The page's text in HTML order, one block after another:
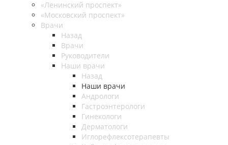
«Ленинский проспект»
«Московский проспект»
Врачи
Назад
Врачи
Руководители
Наши врачи
Назад
Наши врачи
Андрологи
Гастроэнтерологи
Гинекологи
Дерматологи
Иглорефлексотерапевты